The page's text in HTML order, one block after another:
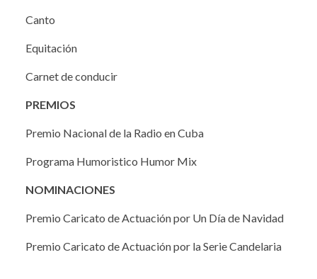
Canto
Equitación
Carnet de conducir
PREMIOS
Premio Nacional de la Radio en Cuba
Programa Humoristico Humor Mix
NOMINACIONES
Premio Caricato de Actuación por Un Día de Navidad
Premio Caricato de Actuación por la Serie Candelaria